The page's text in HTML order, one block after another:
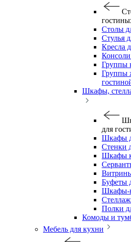
Столы
Стулья
Кресла
Группы
Группы
Шкафы,
для
Шкафы
Стенки
Шкафы
Буфеты
Шкафы-
Полки
Комоды и
Мебель для кухни